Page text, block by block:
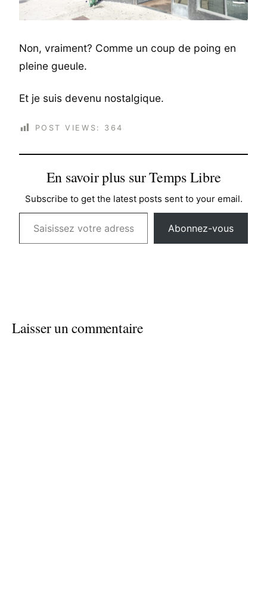
Non, vraiment? Comme un coup de poing en
pleine gueule.
Et je suis devenu nostalgique.
POST VIEWS: 364
En savoir plus sur Temps Libre
Subscribe to get the latest posts sent to your email.
Saisissez votre adresse e-mail…
Abonnez-vous
Laisser un commentaire